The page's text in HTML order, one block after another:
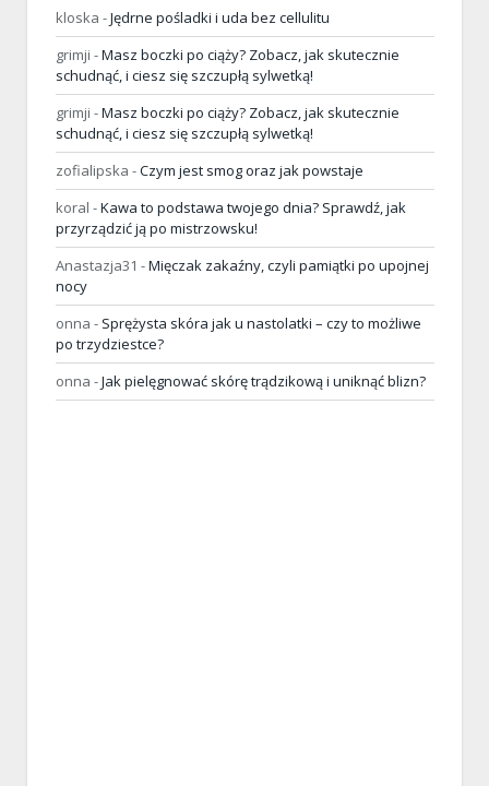
kloska -Jędrne pośladki i uda bez cellulitu
grimji -Masz boczki po ciąży? Zobacz, jak skutecznie
schudnąć, i ciesz się szczupłą sylwetką!
grimji -Masz boczki po ciąży? Zobacz, jak skutecznie
schudnąć, i ciesz się szczupłą sylwetką!
zofialipska -Czym jest smog oraz jak powstaje
koral -Kawa to podstawa twojego dnia? Sprawdź, jak
przyrządzić ją po mistrzowsku!
Anastazja31 -Mięczak zakaźny, czyli pamiątki po upojnej
nocy
onna - Sprężysta skóra jak u nastolatki – czy to możliwe
po trzydziestce?
onna -Jak pielęgnować skórę trądzikową i uniknąć blizn?